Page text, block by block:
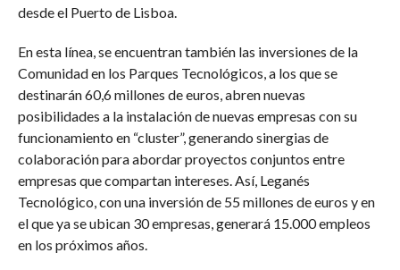
desde el Puerto de Lisboa.
En esta línea, se encuentran también las inversiones de la
Comunidad en los Parques Tecnológicos, a los que se
destinarán 60,6 millones de euros, abren nuevas
posibilidades a la instalación de nuevas empresas con su
funcionamiento en “cluster”, generando sinergias de
colaboración para abordar proyectos conjuntos entre
empresas que compartan intereses. Así, Leganés
Tecnológico, con una inversión de 55 millones de euros y en
el que ya se ubican 30 empresas, generará 15.000 empleos
en los próximos años.